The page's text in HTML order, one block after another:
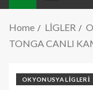
Home LİGLER
TONGA CANLI
OKYONUSYA LİGLERİ